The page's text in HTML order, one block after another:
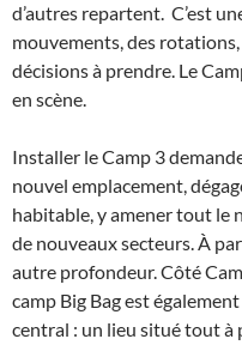
d’autres repartent. C’est
mouvements, des
décisions à prendre. Le
en scène.
Installer le Camp 3
nouvel emplacement,
habitable, y amener tout le
de nouveaux secteurs. À
autre profondeur. Côté
camp Big Bag est
central : un lieu situé tout à